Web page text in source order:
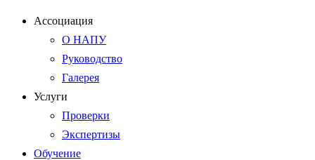
Ассоциация
О НАПУ
Руководство
Галерея
Услуги
Проверки
Экспертизы
Обучение